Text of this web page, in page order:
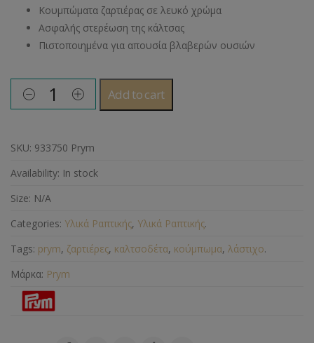
Κουμπώματα ζαρτιέρας σε λευκό χρώμα
Ασφαλής στερέωση της κάλτσας
Πιστοποιημένα για απουσία βλαβερών ουσιών
Add to cart
SKU: 933750 Prym
Availability: In stock
Size: N/A
Categories: Υλικά Ραπτικής, Υλικά Ραπτικής.
Tags: prym, ζαρτιέρες, καλτσοδέτα, κούμπωμα, λάστιχο.
Μάρκα: Prym